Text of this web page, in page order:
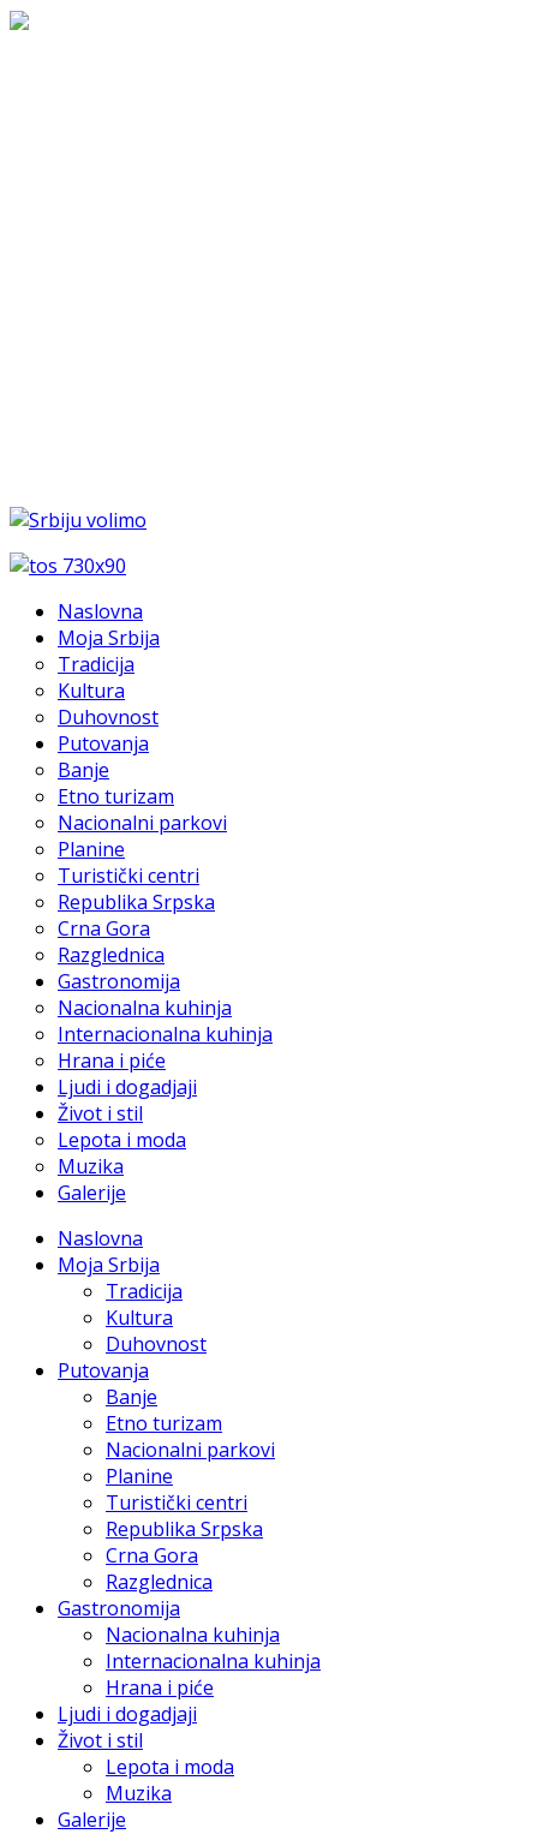
Naslovna
Moja Srbija
Tradicija
Kultura
Duhovnost
Putovanja
Banje
Etno turizam
Nacionalni parkovi
Planine
Turistički centri
Republika Srpska
Crna Gora
Razglednica
Gastronomija
Nacionalna kuhinja
Internacionalna kuhinja
Hrana i piće
Ljudi i dogadjaji
Život i stil
Lepota i moda
Muzika
Galerije
Naslovna
Moja Srbija
Tradicija
Kultura
Duhovnost
Putovanja
Banje
Etno turizam
Nacionalni parkovi
Planine
Turistički centri
Republika Srpska
Crna Gora
Razglednica
Gastronomija
Nacionalna kuhinja
Internacionalna kuhinja
Hrana i piće
Ljudi i dogadjaji
Život i stil
Lepota i moda
Muzika
Galerije